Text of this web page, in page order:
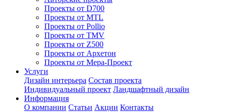
Проекты от D700
Проекты от MTL
Проекты от Pollio
Проекты от TMV
Проекты от Z500
Проекты от Архетон
Проекты от Мера-Проект
Услуги
Дизайн интерьера Состав проекта
Индивидуальный проект Ландшафтный дизайн
Информация
О компании Статьи Акции Контакты